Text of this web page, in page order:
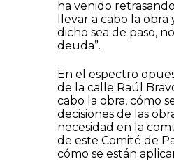
ha venido
llevar a cabo la
dicho sea de paso,
deuda”.
En el espectro
de la calle Raúl
cabo la obra, cómo
decisiones de las
necesidad en la
de este Comité de
cómo se están